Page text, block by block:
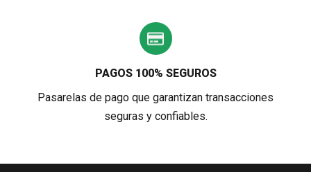
PAGOS 100% SEGUROS
Pasarelas de pago que garantizan transacciones
seguras y confiables.